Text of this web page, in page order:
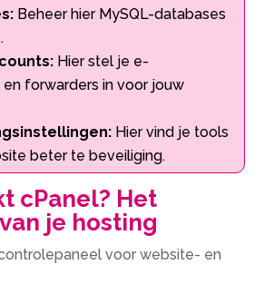
Beheer hier MySQL-databases
Hier stel je e-
forwarders in voor jouw
Hier vind je tools
beter te beveiliging.
cPanel? Het
je hosting
voor website- en